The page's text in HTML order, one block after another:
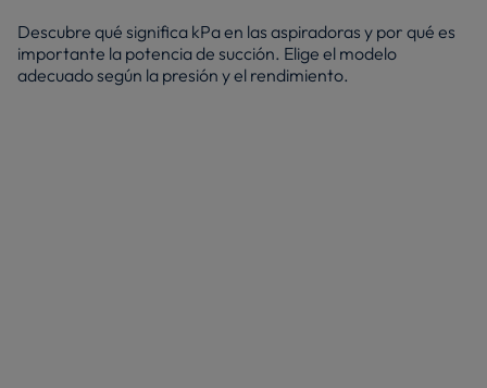
Descubre qué significa kPa en las aspiradoras y por qué es
importante la potencia de succión. Elige el modelo
adecuado según la presión y el rendimiento.